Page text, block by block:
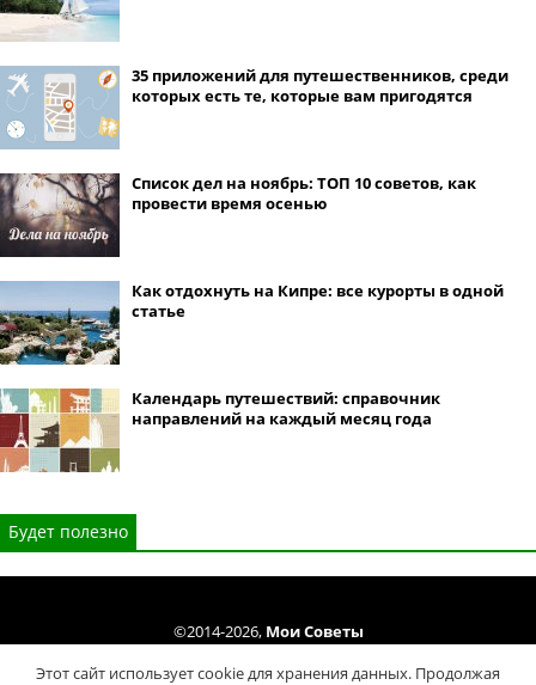
35 приложений для путешественников, среди
которых есть те, которые вам пригодятся
Список дел на ноябрь: ТОП 10 советов, как
провести время осенью
Как отдохнуть на Кипре: все курорты в одной
статье
Календарь путешествий: справочник
направлений на каждый месяц года
Будет полезно
©2014-2026, Мои Советы
Этот сайт использует cookie для хранения данных. Продолжая